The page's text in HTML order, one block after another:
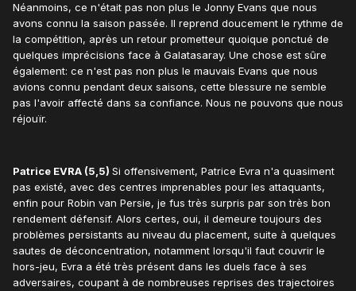
Néanmoins, ce n'était pas non plus le Jonny Evans que nous
avons connu la saison passée. Il reprend doucement le rythme de
la compétition, après un retour prometteur quoique ponctué de
quelques imprécisions face à Galatasaray. Une chose est sûre
également: ce n'est pas non plus le mauvais Evans que nous
avions connu pendant deux saisons, cette blessure ne semble
pas l'avoir affecté dans sa confiance. Nous ne pouvons que nous
réjouïr.
Patrice EVRA (5,5) Si offensivement, Patrice Evra n'a quasiment
pas existé, avec des centres imprenables pour les attaquants,
enfin pour Robin van Persie, je fus très surpris par son très bon
rendement défensif. Alors certes, oui, il demeure toujours des
problèmes persistants au niveau du placement, suite à quelques
sautes de déconcentration, notamment lorsqu'il faut couvrir le
hors-jeu, Evra a été très présent dans les duels face à ses
adversaires, coupant à de nombreuses reprises des trajectoires